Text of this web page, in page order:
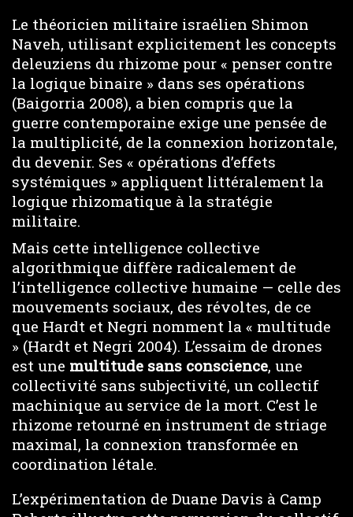
Le théoricien militaire israélien Shimon
Naveh, utilisant explicitement les concepts
deleuziens du rhizome pour « penser contre
la logique binaire » dans ses opérations
(Baigorria 2008), a bien compris que la
guerre contemporaine exige une pensée de
la multiplicité, de la connexion horizontale,
du devenir. Ses « opérations d’effets
systémiques » appliquent littéralement la
logique rhizomatique à la stratégie
militaire.
Mais cette intelligence collective
algorithmique diffère radicalement de
l’intelligence collective humaine — celle des
mouvements sociaux, des révoltes, de ce
que Hardt et Negri nomment la « multitude
» (Hardt et Negri 2004). L’essaim de drones
est une multitude sans conscience, une
collectivité sans subjectivité, un collectif
machinique au service de la mort. C’est le
rhizome retourné en instrument de striage
maximal, la connexion transformée en
coordination létale.
L’expérimentation de Duane Davis à Camp